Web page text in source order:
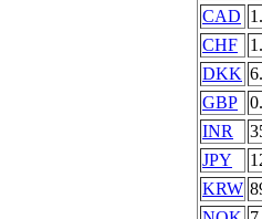
CAD
CHF
DKK
GBP
INR
JPY
KRW